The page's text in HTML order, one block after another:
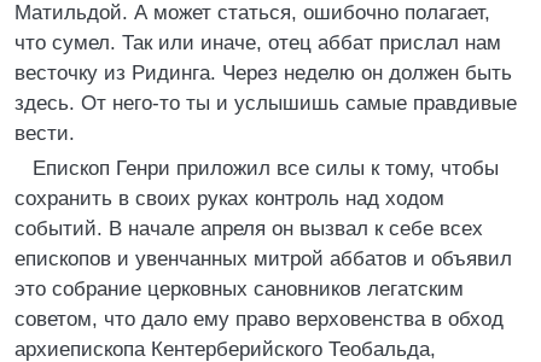
Матильдой. А может статься, ошибочно полагает,
что сумел. Так или иначе, отец аббат прислал нам
весточку из Ридинга. Через неделю он должен быть
здесь. От него-то ты и услышишь самые правдивые
вести.
Епископ Генри приложил все силы к тому, чтобы
сохранить в своих руках контроль над ходом
событий. В начале апреля он вызвал к себе всех
епископов и увенчанных митрой аббатов и объявил
это собрание церковных сановников легатским
советом, что дало ему право верховенства в обход
архиепископа Кентерберийского Теобальда,